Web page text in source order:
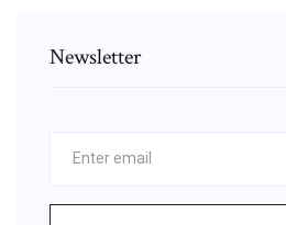
Newsletter